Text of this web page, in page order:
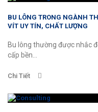
BU LÔNG TRONG NGÀNH
VÍT UY TÍN, CHẤT LƯỢNG
Bu lông thường được nhắc
cấp bền...
Chi Tiết